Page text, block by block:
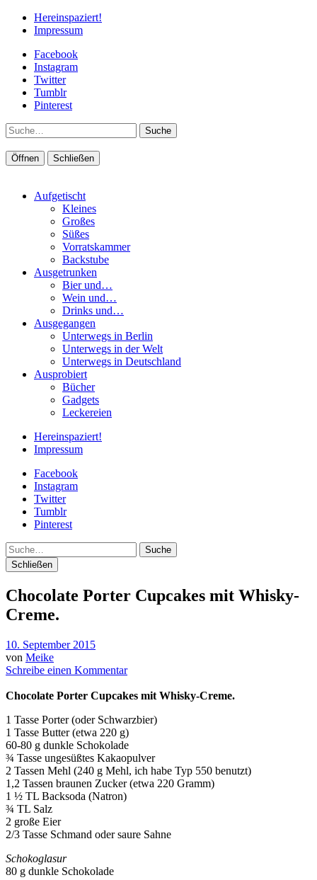
Hereinspaziert!
Impressum
Facebook
Instagram
Twitter
Tumblr
Pinterest
Suche
Öffnen Schließen
Aufgetischt
Kleines
Großes
Süßes
Vorratskammer
Backstube
Ausgetrunken
Bier und…
Wein und…
Drinks und…
Ausgegangen
Unterwegs in Berlin
Unterwegs in der Welt
Unterwegs in Deutschland
Ausprobiert
Bücher
Gadgets
Leckereien
Hereinspaziert!
Impressum
Facebook
Instagram
Twitter
Tumblr
Pinterest
Suche
Schließen
Chocolate Porter Cupcakes mit Whisky-
Creme.
10. September 2015
von Meike
Schreibe einen Kommentar
Chocolate Porter Cupcakes mit Whisky-Creme.
1 Tasse Porter (oder Schwarzbier)
1 Tasse Butter (etwa 220 g)
60-80 g dunkle Schokolade
¾ Tasse ungesüßtes Kakaopulver
2 Tassen Mehl (240 g Mehl, ich habe Typ 550 benutzt)
1,2 Tassen braunen Zucker (etwa 220 Gramm)
1 ½ TL Backsoda (Natron)
¾ TL Salz
2 große Eier
2/3 Tasse Schmand oder saure Sahne
Schokoglasur
80 g dunkle Schokolade